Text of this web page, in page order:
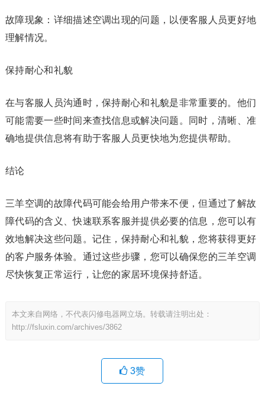
故障现象：详细描述空调出现的问题，以便客服人员更好地
理解情况。
保持耐心和礼貌
在与客服人员沟通时，保持耐心和礼貌是非常重要的。他们
可能需要一些时间来查找信息或解决问题。同时，清晰、准
确地提供信息将有助于客服人员更快地为您提供帮助。
结论
三羊空调的故障代码可能会给用户带来不便，但通过了解故
障代码的含义、快速联系客服并提供必要的信息，您可以有
效地解决这些问题。记住，保持耐心和礼貌，您将获得更好
的客户服务体验。通过这些步骤，您可以确保您的三羊空调
尽快恢复正常运行，让您的家居环境保持舒适。
本文来自网络，不代表闪修电器网立场。转载请注明出处：
http://fsluxin.com/archives/3862
3赞